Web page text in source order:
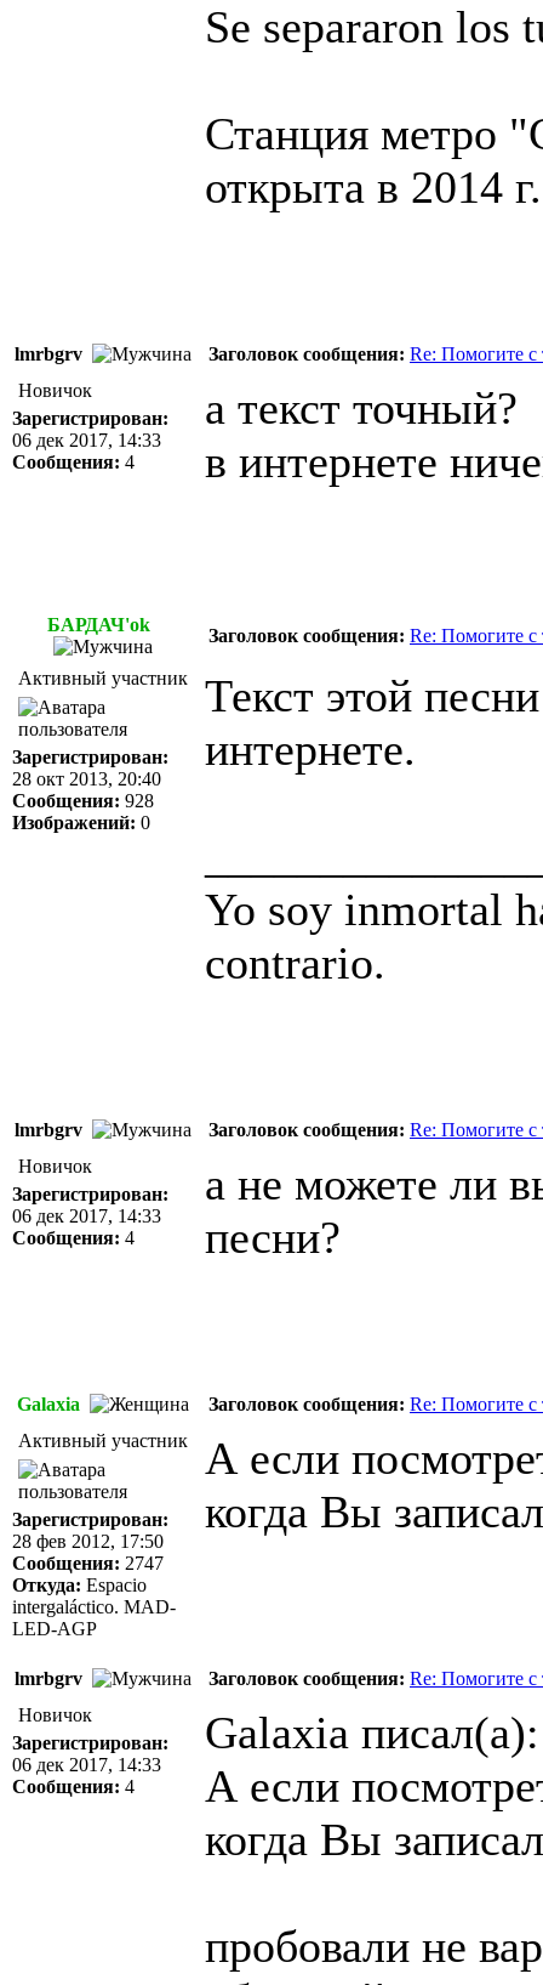
Se separaron los
Станция метро
открыта в 2014
lmrbgrv Заголовок сообщения: Re: Помогите с
Новичок
Зарегистрирован:
06 дек 2017, 14:33
Сообщения: 4
а текст точный?
в интернете
БАРДАЧ'ok
Заголовок сообщения: Re: Помогите с
Активный участник
Зарегистрирован:
28 окт 2013, 20:40
Сообщения: 928
Изображений: 0
Текст этой
интернете.
Yo soy inmortal
contrario.
lmrbgrv Заголовок сообщения: Re: Помогите с
Новичок
Зарегистрирован:
06 дек 2017, 14:33
Сообщения: 4
а не можете ли
песни?
Galaxia Заголовок сообщения: Re: Помогите с
Активный участник
Зарегистрирован:
28 фев 2012, 17:50
Сообщения: 2747
Откуда: Espacio
intergaláctico. MAD-
LED-AGP
А если
когда Вы
lmrbgrv Заголовок сообщения: Re: Помогите с
Новичок
Зарегистрирован:
06 дек 2017, 14:33
Сообщения: 4
Galaxia писал(а):
А если
когда Вы
пробовали не